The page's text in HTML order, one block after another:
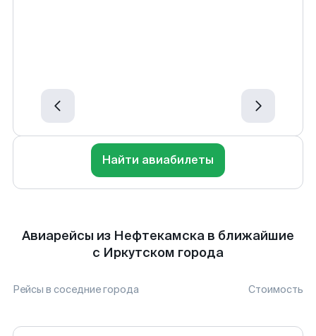
Найти авиабилеты
Авиарейсы из Нефтекамска в ближайшие
с Иркутском города
Рейсы в соседние города Стоимость